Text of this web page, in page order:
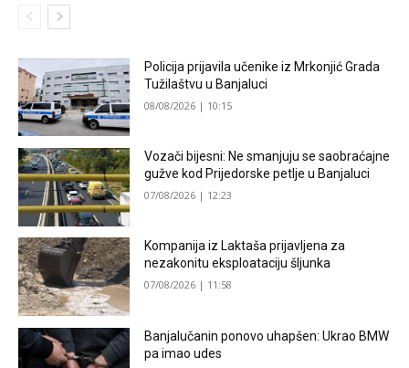
Policija prijavila učenike iz Mrkonjić Grada
Tužilaštvu u Banjaluci
08/08/2026 | 10:15
Vozači bijesni: Ne smanjuju se saobraćajne
gužve kod Prijedorske petlje u Banjaluci
07/08/2026 | 12:23
Kompanija iz Laktaša prijavljena za
nezakonitu eksploataciju šljunka
07/08/2026 | 11:58
Banjalučanin ponovo uhapšen: Ukrao BMW
pa imao udes